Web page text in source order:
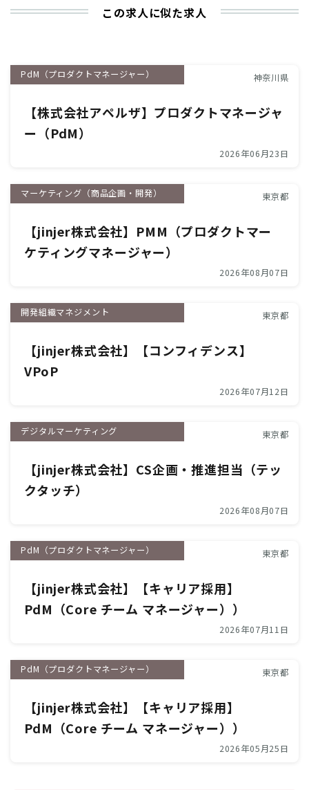
この求人に似た求人
PdM（プロダクトマネージャー） 神奈川県
【株式会社アペルザ】プロダクトマネージャ
ー（PdM）
2026年06月23日
マーケティング（商品企画・開発） 東京都
【jinjer株式会社】PMM（プロダクトマー
ケティングマネージャー）
2026年08月07日
開発組織マネジメント 東京都
【jinjer株式会社】【コンフィデンス】
VPoP
2026年07月12日
デジタルマーケティング 東京都
【jinjer株式会社】CS企画・推進担当（テッ
クタッチ）
2026年08月07日
PdM（プロダクトマネージャー） 東京都
【jinjer株式会社】【キャリア採用】
PdM（Core チーム マネージャー））
2026年07月11日
PdM（プロダクトマネージャー） 東京都
【jinjer株式会社】【キャリア採用】
PdM（Core チーム マネージャー））
2026年05月25日